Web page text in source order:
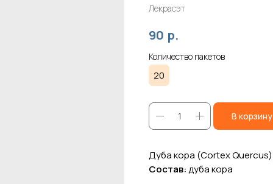
Лекрасэт
90 р.
Количество пакетов
20
В корзину
Дуба кора (Cortex Quercus)
Состав:дуба кора